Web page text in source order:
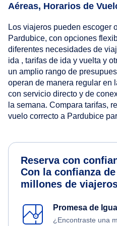
Aéreas, Horarios de
Los viajeros pueden escoger
Pardubice, con opciones
diferentes necesidades de
ida , tarifas de ida y vuelta y
un amplio rango de
operan de manera regular en
con servicio directo y de
la semana. Compara tarifas,
vuelo correcto a Pardubice
Reserva con
Con la confianza
millones de
Promesa de
¿Encontraste una